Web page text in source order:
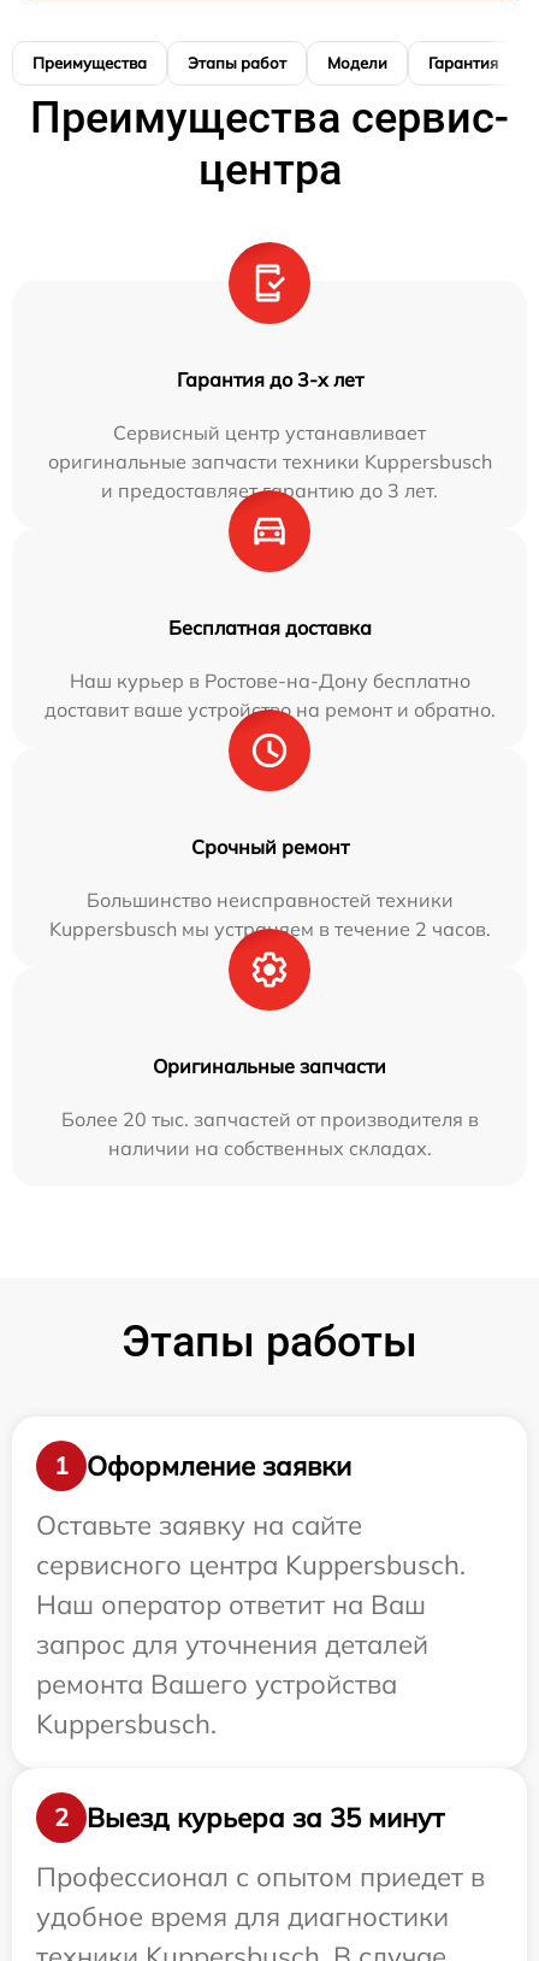
Преимущества Этапы работ Модели Гарантия
Преимущества сервис-
центра
Гарантия до 3-х лет
Сервисный центр устанавливает
оригинальные запчасти техники Kuppersbusch
и предоставляет гарантию до 3 лет.
Бесплатная доставка
Наш курьер в Ростове-на-Дону бесплатно
доставит ваше устройство на ремонт и обратно.
Срочный ремонт
Большинство неисправностей техники
Kuppersbusch мы устраняем в течение 2 часов.
Оригинальные запчасти
Более 20 тыс. запчастей от производителя в
наличии на собственных складах.
Этапы работы
1
Оформление заявки
Оставьте заявку на сайте
сервисного центра Kuppersbusch.
Наш оператор ответит на Ваш
запрос для уточнения деталей
ремонта Вашего устройства
Kuppersbusch.
2
Выезд курьера за 35 минут
Профессионал с опытом приедет в
удобное время для диагностики